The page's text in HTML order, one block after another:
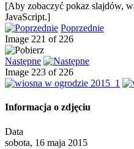
[Aby zobaczyć pokaz slajdów,
JavaScript.]
Poprzednie
Image 221 of 226
Następne
Image 223 of 226
Informacja o zdjęciu
Data
sobota, 16 maja 2015